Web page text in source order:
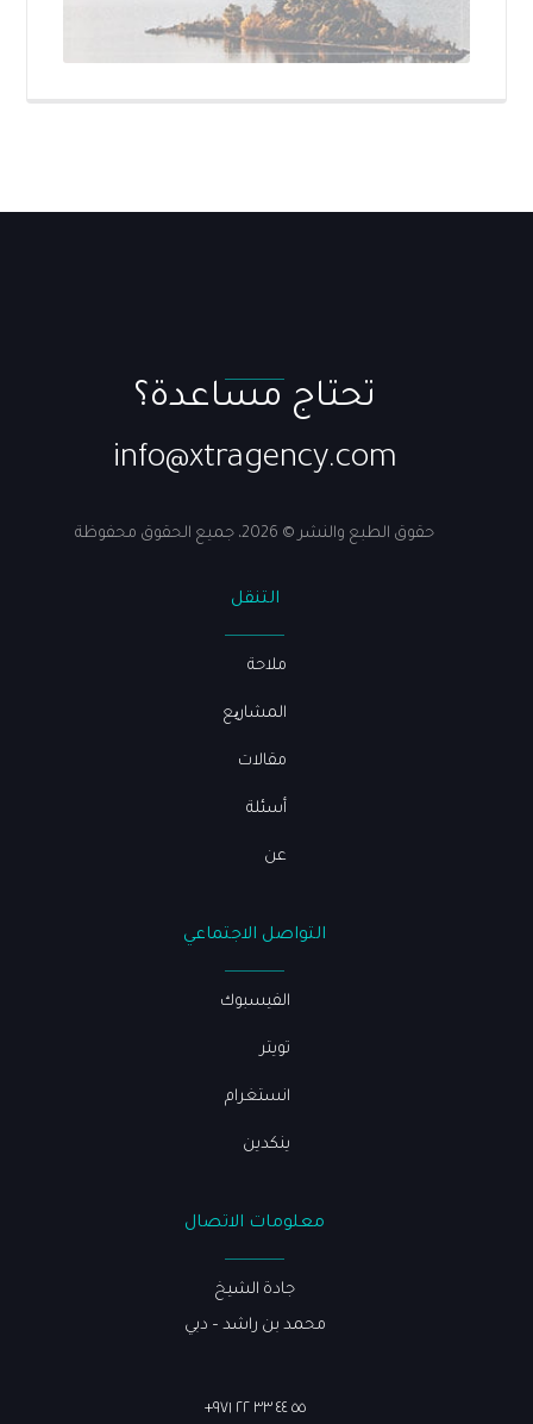
تحتاج مساعدة؟
info@xtragency.com
حقوق الطبع والنشر © 2026، جميع الحقوق محفوظة
التنقل
ملاحة
المشاریع
مقالات
أسئلة
عن
التواصل الاجتماعي
الفيسبوك
تويتر
انستغرام
ينكدين
معلومات الاتصال
جادة الشيخ
محمد بن راشد – دبي
٥٥ ٤٤ ٣٣ ٢٢ ٩٧١+